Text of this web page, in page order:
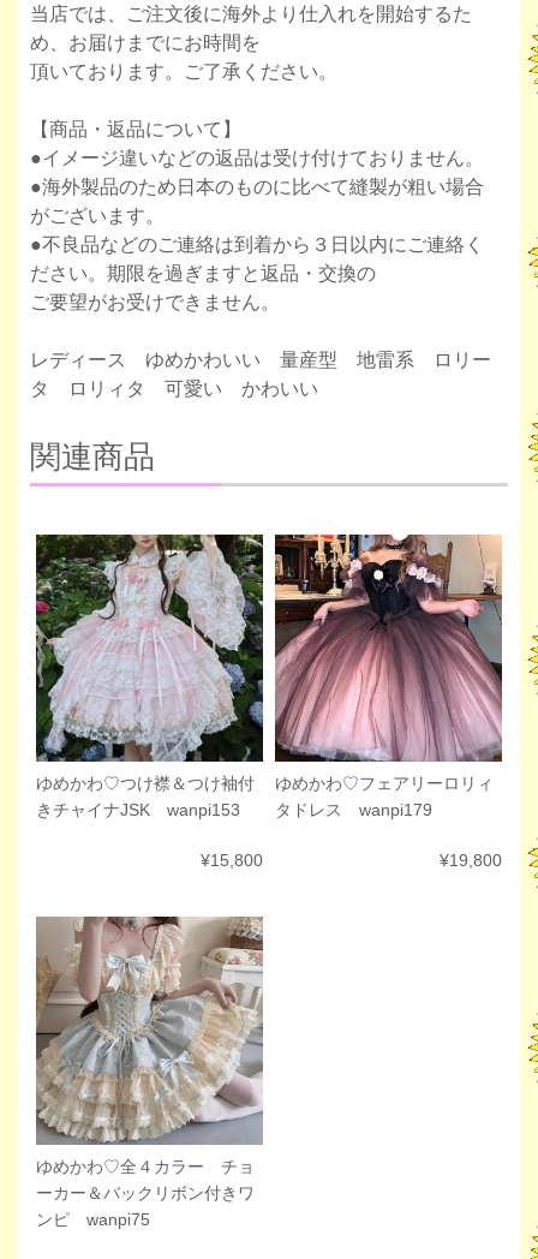
当店では、ご注文後に海外より仕入れを開始するた
め、お届けまでにお時間を
頂いております。ご了承ください。
【商品・返品について】
●イメージ違いなどの返品は受け付けておりません。
●海外製品のため日本のものに比べて縫製が粗い場合
がございます。
●不良品などのご連絡は到着から３日以内にご連絡く
ださい。期限を過ぎますと返品・交換の
ご要望がお受けできません。
レディース ゆめかわいい 量産型 地雷系 ロリー
タ ロリィタ 可愛い かわいい
関連商品
ゆめかわ♡つけ襟＆つけ袖付
きチャイナJSK wanpi153
¥15,800
ゆめかわ♡フェアリーロリィ
タドレス wanpi179
¥19,800
ゆめかわ♡全４カラー チョ
ーカー＆バックリボン付きワ
ンピ wanpi75